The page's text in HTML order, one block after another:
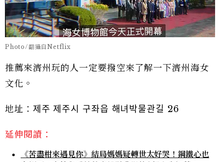
Photo/翻攝自Netflix
推薦來濟州玩的人一定要撥空來了解一下濟州海女
文化。
地址：제주 제주시 구좌읍 해녀박물관길 26
延伸閱讀：
《苦盡柑來遇見你》結局媽媽疑轉世太好哭！鋼鐵心也